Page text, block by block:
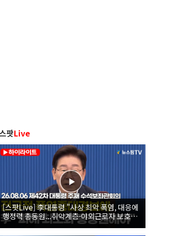
팟Live
[스팟Live] 李대통령 "사상 최악 폭염, 대응에
행정력 총동원...취약계층·야외근로자 보호에
힘써야"｜26.08.06 제42차 대통령 주재 수석
보좌관회의